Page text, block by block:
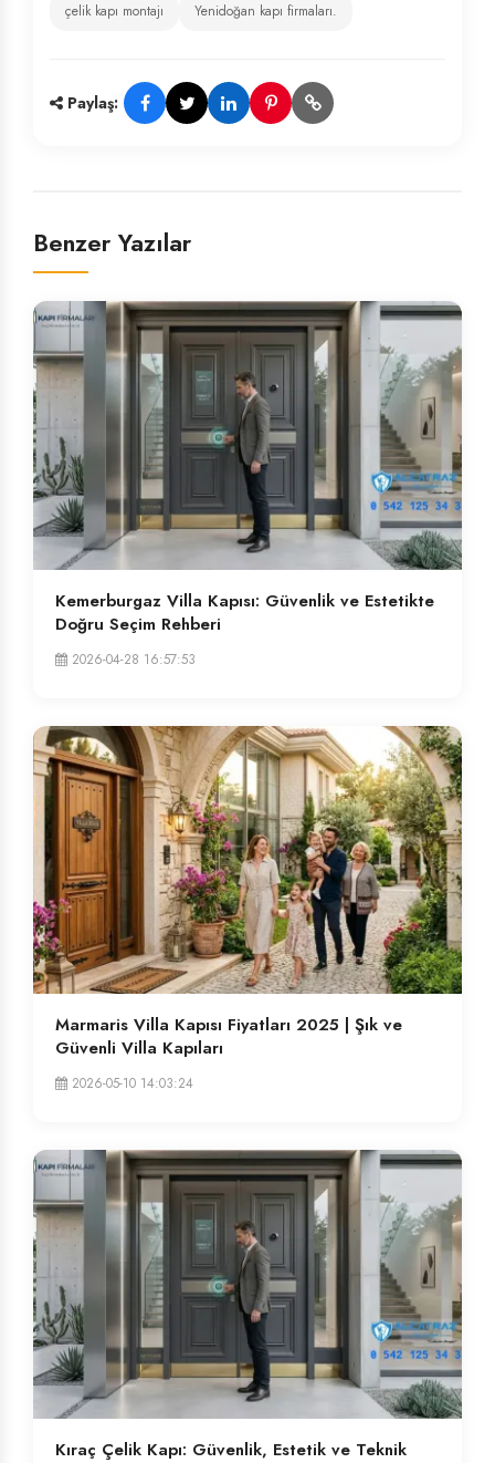
çelik kapı montajı
Yenidoğan kapı firmaları.
Paylaş:
Benzer Yazılar
Kemerburgaz Villa Kapısı: Güvenlik ve Estetikte
Doğru Seçim Rehberi
2026-04-28 16:57:53
Marmaris Villa Kapısı Fiyatları 2025 | Şık ve
Güvenli Villa Kapıları
2026-05-10 14:03:24
Kıraç Çelik Kapı: Güvenlik, Estetik ve Teknik